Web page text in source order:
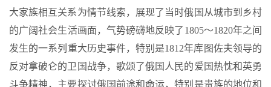
大家族相互关系为情节线索，展现了当时俄国从城市到乡村
的广阔社会生活画面，气势磅礴地反映了1805～1820年之间
发生的一系列重大历史事件，特别是1812年库图佐夫领导的
反对拿破仑的卫国战争，歌颂了俄国人民的爱国热忱和英勇
斗争精神，主要探讨俄国前途和命运，特别是贵族的地位和